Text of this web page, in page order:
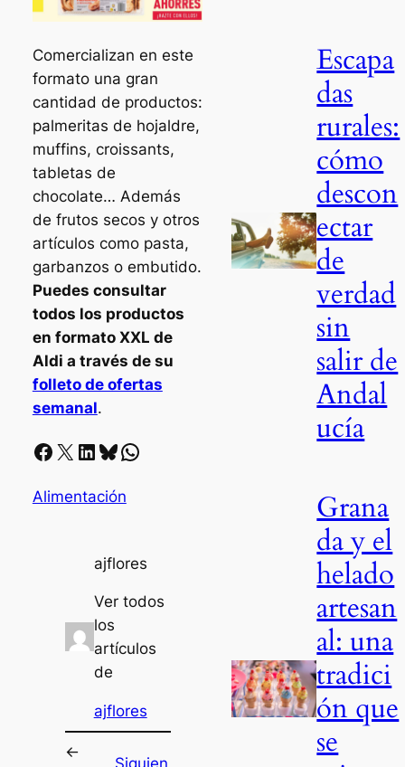
Comercializan en este
formato una gran
cantidad de productos:
palmeritas de hojaldre,
muffins, croissants,
tabletas de
chocolate… Además
de frutos secos y otros
artículos como pasta,
garbanzos o embutido.
Puedes consultar
todos los productos
en formato XXL de
Aldi a través de su
folleto de ofertas
semanal.
Facebook X LinkedIn Bluesky Whatsapp
Alimentación
ajflores
Ver todos
los
artículos
de
ajflores
←
Siguien
Escapa
das
rurales:
cómo
descon
ectar
de
verdad
sin
salir de
Andal
ucía
Grana
da y el
helado
artesan
al: una
tradici
ón que
se